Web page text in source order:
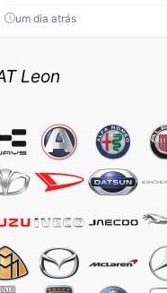
um dia atrás
Leon